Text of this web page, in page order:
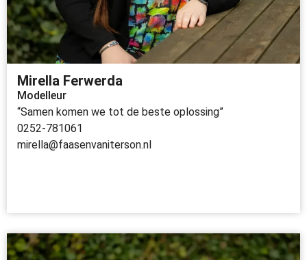
Mirella Ferwerda
Modelleur
“Samen komen we tot de beste oplossing”
0252-781061
mirella@faasenvaniterson.nl